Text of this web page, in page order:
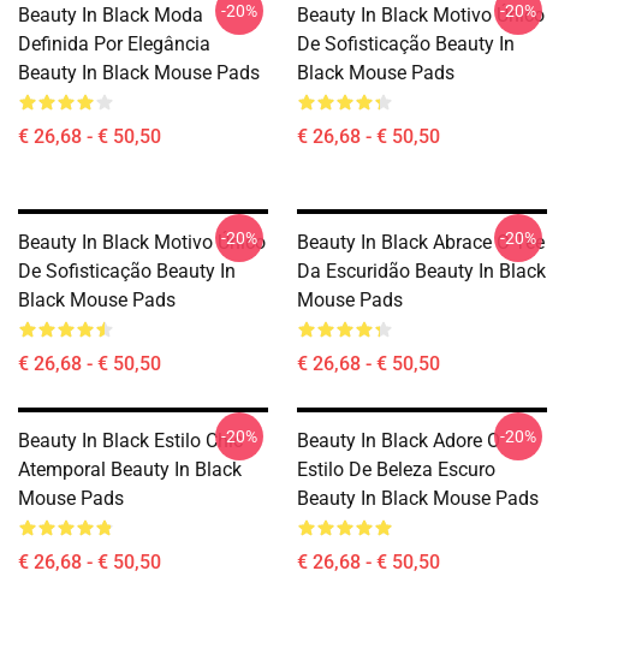
Beauty In Black Moda
Definida Por Elegância
Beauty In Black Mouse Pads
€ 26,68 - € 50,50
-20%
Beauty In Black Motivo Único
De Sofisticação Beauty In
Black Mouse Pads
€ 26,68 - € 50,50
-20%
Beauty In Black Motivo Único
De Sofisticação Beauty In
Black Mouse Pads
€ 26,68 - € 50,50
-20%
Beauty In Black Abrace O Tee
Da Escuridão Beauty In Black
Mouse Pads
€ 26,68 - € 50,50
-20%
Beauty In Black Estilo Chic
Atemporal Beauty In Black
Mouse Pads
€ 26,68 - € 50,50
-20%
Beauty In Black Adore O
Estilo De Beleza Escuro
Beauty In Black Mouse Pads
€ 26,68 - € 50,50
-20%